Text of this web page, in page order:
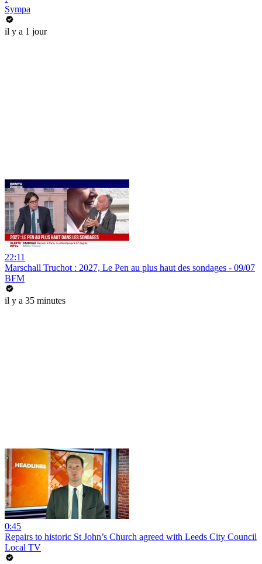
Sympa
il y a 1 jour
22:11
Marschall Truchot : 2027, Le Pen au plus haut des sondages - 09/07
BFM
il y a 35 minutes
0:45
Repairs to historic St John’s Church agreed with Leeds City Council
Local TV